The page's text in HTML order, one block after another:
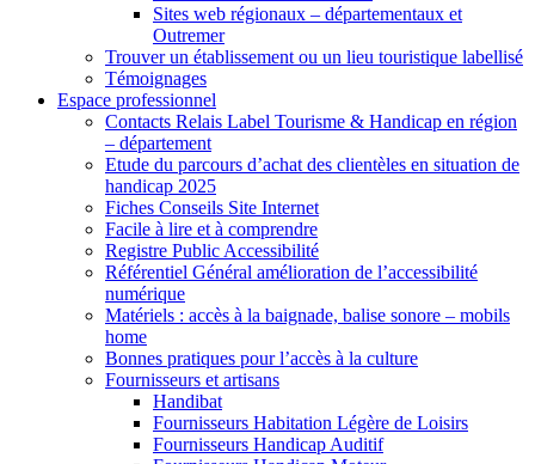
Sites web régionaux – départementaux et
Outremer
Trouver un établissement ou un lieu touristique labellisé
Témoignages
Espace professionnel
Contacts Relais Label Tourisme & Handicap en région
– département
Etude du parcours d’achat des clientèles en situation de
handicap 2025
Fiches Conseils Site Internet
Facile à lire et à comprendre
Registre Public Accessibilité
Référentiel Général amélioration de l’accessibilité
numérique
Matériels : accès à la baignade, balise sonore – mobils
home
Bonnes pratiques pour l’accès à la culture
Fournisseurs et artisans
Handibat
Fournisseurs Habitation Légère de Loisirs
Fournisseurs Handicap Auditif